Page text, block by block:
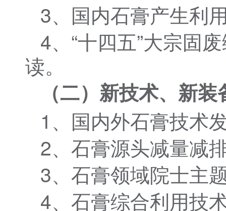
3、国内石膏产生利
4、“十四五”大宗固
读。
（二）新技术、新
1、国内外石膏技术
2、石膏源头减量减
3、石膏领域院士主
4、石膏综合利用技